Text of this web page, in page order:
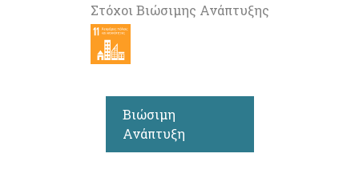
Στόχοι Βιώσιμης Ανάπτυξης
Βιώσιμη
Ανάπτυξη